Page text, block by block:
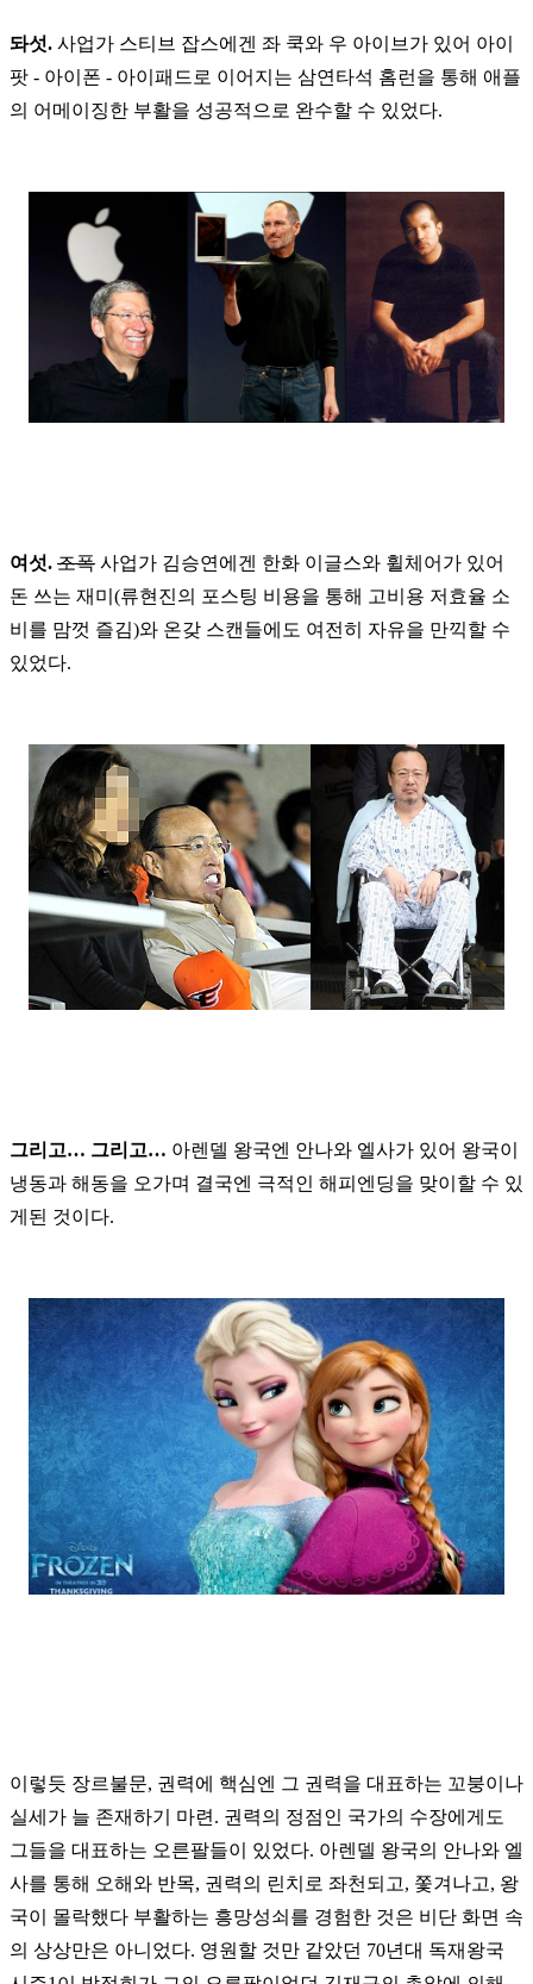
돠섯. 사업가 스티브 잡스에겐 좌 쿡와 우 아이브가 있어 아이
팟 - 아이폰 - 아이패드로 이어지는 삼연타석 홈런을 통해 애플
의 어메이징한 부활을 성공적으로 완수할 수 있었다.
여섯. 조폭 사업가 김승연에겐 한화 이글스와 휠체어가 있어
돈 쓰는 재미(류현진의 포스팅 비용을 통해 고비용 저효율 소
비를 맘껏 즐김)와 온갖 스캔들에도 여전히 자유을 만끽할 수
있었다.
그리고… 그리고… 아렌델 왕국엔 안나와 엘사가 있어 왕국이
냉동과 해동을 오가며 결국엔 극적인 해피엔딩을 맞이할 수 있
게된 것이다.
이렇듯 장르불문, 권력에 핵심엔 그 권력을 대표하는 꼬붕이나
실세가 늘 존재하기 마련. 권력의 정점인 국가의 수장에게도
그들을 대표하는 오른팔들이 있었다. 아렌델 왕국의 안나와 엘
사를 통해 오해와 반목, 권력의 린치로 좌천되고, 쫓겨나고, 왕
국이 몰락했다 부활하는 흥망성쇠를 경험한 것은 비단 화면 속
의 상상만은 아니었다. 영원할 것만 같았던 70년대 독재왕국